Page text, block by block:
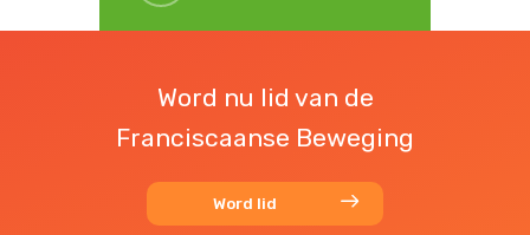
Word nu lid van de
Franciscaanse Beweging
Word lid